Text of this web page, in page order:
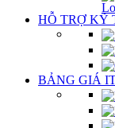
HỖ TRỢ KỸ
BẢNG GIÁ